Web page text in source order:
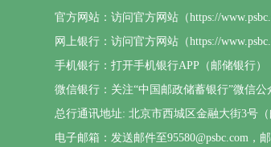
官方网站：访问官方网站（https://
网上银行：访问官方网站（https://
手机银行：打开手机银行APP（邮储银行
微信银行：关注“中国邮政储蓄银行”微信
总行通讯地址: 北京市西城区金融大街3号（
电子邮箱：发送邮件至95580@psbc.com，